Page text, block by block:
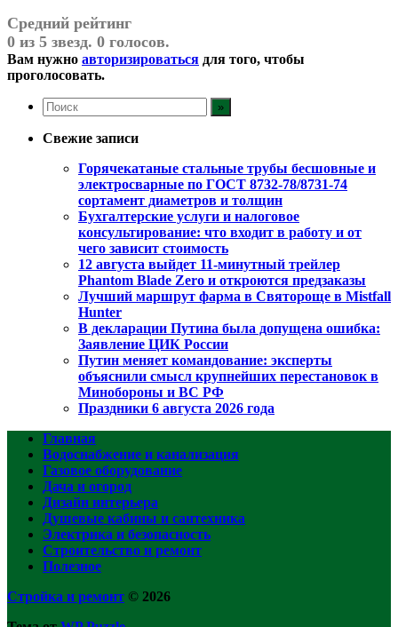
Средний рейтинг
0 из 5 звезд. 0 голосов.
Вам нужно авторизироваться для того, чтобы
проголосовать.
Свежие записи
Горячекатаные стальные трубы бесшовные и
электросварные по ГОСТ 8732-78/8731-74
сортамент диаметров и толщин
Бухгалтерские услуги и налоговое
консультирование: что входит в работу и от
чего зависит стоимость
12 августа выйдет 11-минутный трейлер
Phantom Blade Zero и откроются предзаказы
Лучший маршрут фарма в Святороще в Mistfall
Hunter
В декларации Путина была допущена ошибка:
Заявление ЦИК России
Путин меняет командование: эксперты
объяснили смысл крупнейших перестановок в
Минобороны и ВС РФ
Праздники 6 августа 2026 года
Главная
Водоснабжение и канализация
Газовое оборудование
Дача и огород
Дизайн интерьера
Душевые кабины и сантехника
Электрика и безопасность
Строительство и ремонт
Полезное
Стройка и ремонт © 2026